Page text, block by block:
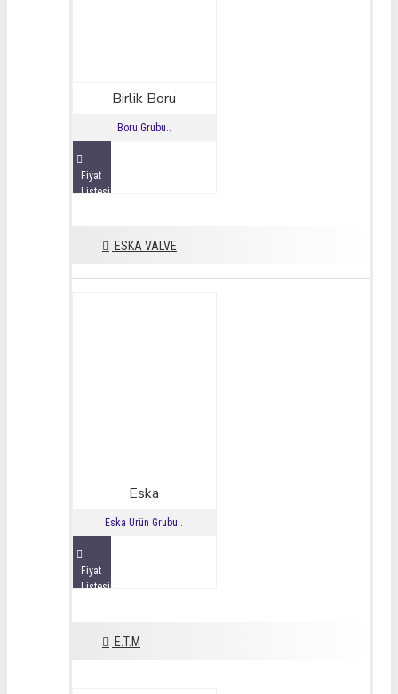
Birlik Boru
Boru Grubu..
Fiyat
Listesini
ESKA VALVE
Eska
Eska Ürün Grubu..
Fiyat
Listesini
E.T.M